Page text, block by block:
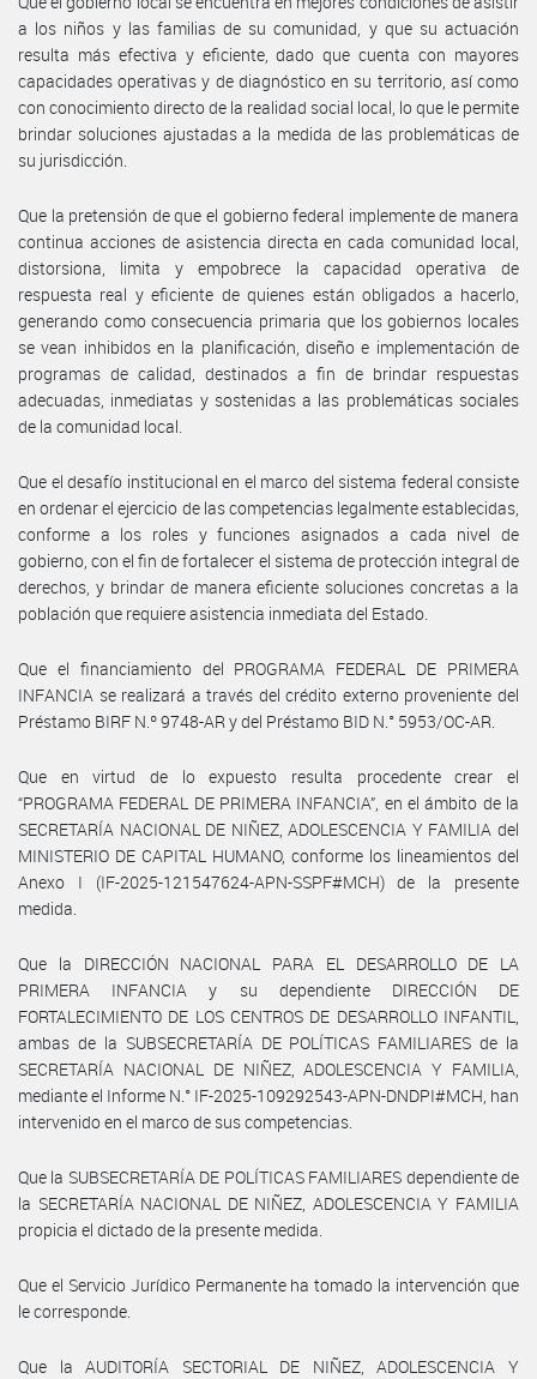
a los niños y las familias de su comunidad, y que su actuación
resulta más efectiva y eficiente, dado que cuenta con mayores
capacidades operativas y de diagnóstico en su territorio, así como
con conocimiento directo de la realidad social local, lo que le permite
brindar soluciones ajustadas a la medida de las problemáticas de
su jurisdicción.
Que la pretensión de que el gobierno federal implemente de manera
continua acciones de asistencia directa en cada comunidad local,
distorsiona, limita y empobrece la capacidad operativa de
respuesta real y eficiente de quienes están obligados a hacerlo,
generando como consecuencia primaria que los gobiernos locales
se vean inhibidos en la planificación, diseño e implementación de
programas de calidad, destinados a fin de brindar respuestas
adecuadas, inmediatas y sostenidas a las problemáticas sociales
de la comunidad local.
Que el desafío institucional en el marco del sistema federal consiste
en ordenar el ejercicio de las competencias legalmente establecidas,
conforme a los roles y funciones asignados a cada nivel de
gobierno, con el fin de fortalecer el sistema de protección integral de
derechos, y brindar de manera eficiente soluciones concretas a la
población que requiere asistencia inmediata del Estado.
Que el financiamiento del PROGRAMA FEDERAL DE PRIMERA
INFANCIA se realizará a través del crédito externo proveniente del
Préstamo BIRF N.º 9748-AR y del Préstamo BID N.° 5953/OC-AR.
Que en virtud de lo expuesto resulta procedente crear el
“PROGRAMA FEDERAL DE PRIMERA INFANCIA”, en el ámbito de la
SECRETARÍA NACIONAL DE NIÑEZ, ADOLESCENCIA Y FAMILIA del
MINISTERIO DE CAPITAL HUMANO, conforme los lineamientos del
Anexo I (IF-2025-121547624-APN-SSPF#MCH) de la presente
medida.
Que la DIRECCIÓN NACIONAL PARA EL DESARROLLO DE LA
PRIMERA INFANCIA y su dependiente DIRECCIÓN DE
FORTALECIMIENTO DE LOS CENTROS DE DESARROLLO INFANTIL,
ambas de la SUBSECRETARÍA DE POLÍTICAS FAMILIARES de la
SECRETARÍA NACIONAL DE NIÑEZ, ADOLESCENCIA Y FAMILIA,
mediante el Informe N.° IF-2025-109292543-APN-DNDPI#MCH, han
intervenido en el marco de sus competencias.
Que la SUBSECRETARÍA DE POLÍTICAS FAMILIARES dependiente de
la SECRETARÍA NACIONAL DE NIÑEZ, ADOLESCENCIA Y FAMILIA
propicia el dictado de la presente medida.
Que el Servicio Jurídico Permanente ha tomado la intervención que
le corresponde.
Que la AUDITORÍA SECTORIAL DE NIÑEZ, ADOLESCENCIA Y